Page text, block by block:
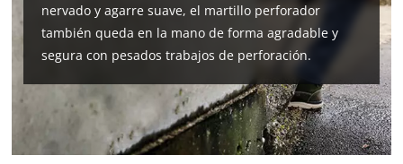
nervado y agarre suave, el martillo perforador
también queda en la mano de forma agradable y
segura con pesados trabajos de perforación.